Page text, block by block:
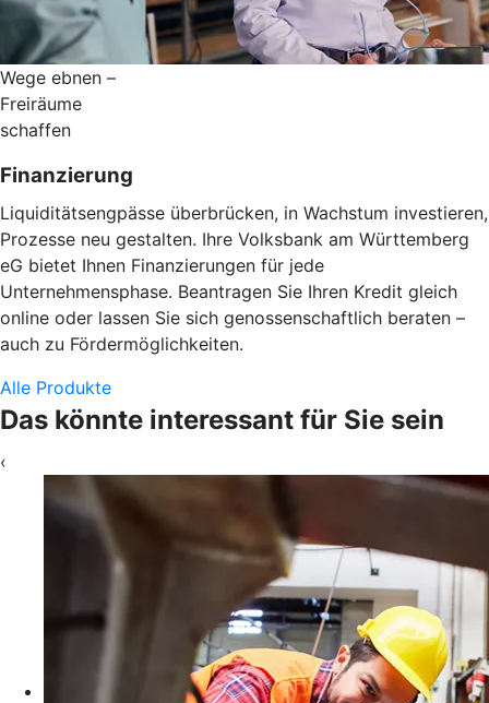
Wege ebnen –
Freiräume
schaffen
Finanzierung
Liquiditätsengpässe überbrücken, in Wachstum investieren,
Prozesse neu gestalten. Ihre Volksbank am Württemberg
eG bietet Ihnen Finanzierungen für jede
Unternehmensphase. Beantragen Sie Ihren Kredit gleich
online oder lassen Sie sich genossenschaftlich beraten –
auch zu Fördermöglichkeiten.
Alle Produkte
Das könnte interessant für Sie sein
‹